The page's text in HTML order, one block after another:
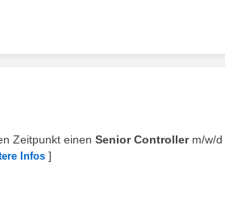
Zeitpunkt einen Senior Controllerm/w/d
Infos ]